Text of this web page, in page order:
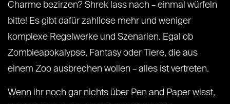
Charme bezirzen? Shrek lass nach – einmal würfeln
bitte! Es gibt dafür zahllose mehr und weniger
komplexe Regelwerke und Szenarien. Egal ob
Zombieapokalypse, Fantasy oder Tiere, die aus
einem Zoo ausbrechen wollen – alles ist vertreten.
Wenn ihr noch gar nichts über Pen and Paper wisst,